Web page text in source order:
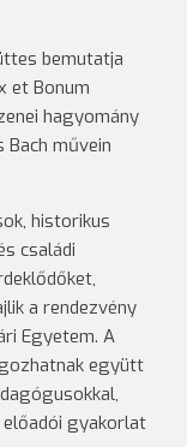
bemutatja
et Bonum
hagyomány
Bach művein
historikus
családi
a rendezvény
Egyetem. A
együtt
gyakorlat